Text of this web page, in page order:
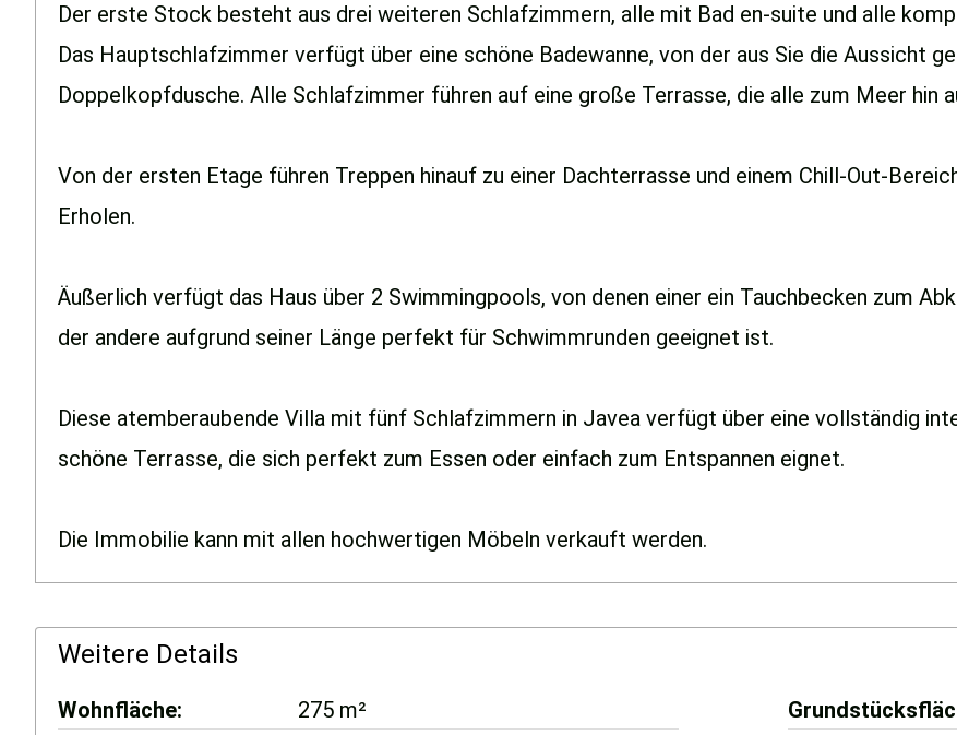
Der erste Stock besteht aus drei weiteren Schlafzimmern, alle mit Bad en-suite und alle
Das Hauptschlafzimmer verfügt über eine schöne Badewanne, von der aus Sie die Aussicht
Doppelkopfdusche. Alle Schlafzimmer führen auf eine große Terrasse, die alle zum Meer hin
Von der ersten Etage führen Treppen hinauf zu einer Dachterrasse und einem Chill-Out-
Erholen.
Äußerlich verfügt das Haus über 2 Swimmingpools, von denen einer ein Tauchbecken zum
der andere aufgrund seiner Länge perfekt für Schwimmrunden geeignet ist.
Diese atemberaubende Villa mit fünf Schlafzimmern in Javea verfügt über eine vollständig
schöne Terrasse, die sich perfekt zum Essen oder einfach zum Entspannen eignet.
Die Immobilie kann mit allen hochwertigen Möbeln verkauft werden.
Weitere Details
Wohnfläche 275 m²